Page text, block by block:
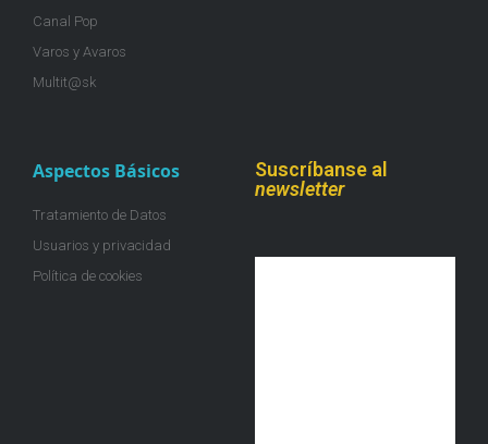
Canal Pop
Varos y Avaros
Multit@sk
Aspectos Básicos
Tratamiento de Datos
Usuarios y privacidad
Política de cookies
Suscríbanse al
newsletter